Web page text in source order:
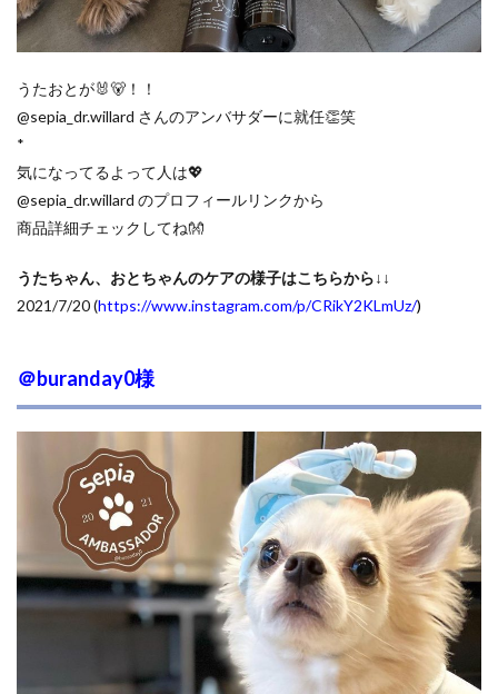
うたおとが🐰🐻！！
@sepia_dr.willard さんのアンバサダーに就任👏笑
*
気になってるよって人は💖
@sepia_dr.willard のプロフィールリンクから
商品詳細チェックしてね👐
うたちゃん、おとちゃんのケアの様子はこちらから↓↓
2021/7/20 (https://www.instagram.com/p/CRikY2KLmUz/)
＠buranday0様